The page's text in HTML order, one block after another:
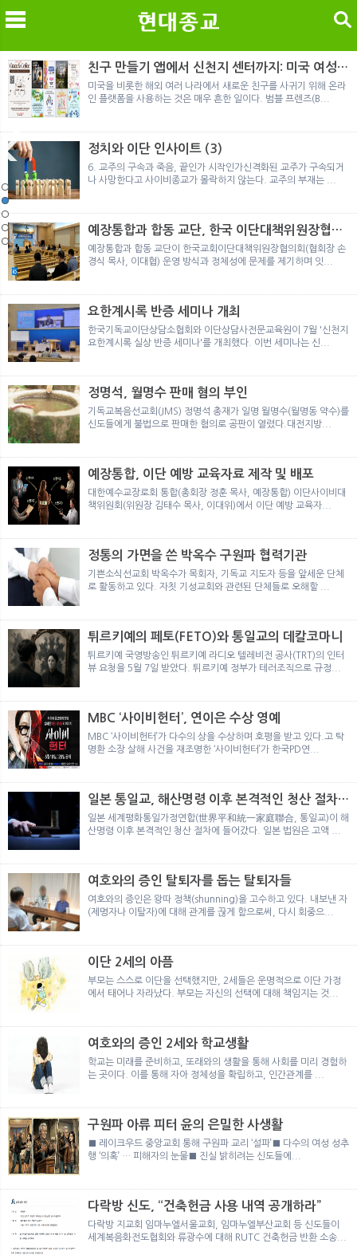
메 검
검색
노르웨이 재판이 남긴 흔적
정통의 가면을 쓴 박옥수 구원파 협력기관
일본 통일교, 해산명령 이후 본격적인 청산 절차 돌입
여호와의 증인 2세와 학교생활
「현대종교」, 주님의교회 민사소송에 승소
노르웨이 재판이 남긴 흔적
정통의 가면을 쓴 박옥수 구원파 협력기관
친구 만들기 앱에서 신천지 센터까지: 미국 여성이
경험한 9개월 포섭의 전 과정
미국을 비롯한 해외 여러 나라에서 새로운 친구를 사귀기 위해 온라
인 플랫폼을 사용하는 것은 매우 흔한 일이다. 범블 프렌즈(B...
정치와 이단 인사이트 (3)
6. 교주의 구속과 죽음, 끝인가 시작인가신격화된 교주가 구속되거
나 사망한다고 사이비종교가 몰락하지 않는다. 교주의 부재는 ...
예장통합과 합동 교단, 한국 이단대책위원장협의
회 탈퇴
예장통합과 합동 교단이 한국교회이단대책위원장협의회(협회장 손
경식 목사, 이대협) 운영 방식과 정체성에 문제를 제기하며 잇...
요한계시록 반증 세미나 개최
한국기독교이단상담소협회와 이단상담사전문교육원이 7월 '신천지
요한계시록 실상 반증 세미나'를 개최했다. 이번 세미나는 신...
정명석, 월명수 판매 혐의 부인
기독교복음선교회(JMS) 정명석 총재가 일명 월명수(월명동 약수)를
신도들에게 불법으로 판매한 혐의로 공판이 열렸다.대전지방...
예장통합, 이단 예방 교육자료 제작 및 배포
대한예수교장로회 통합(총회장 정훈 목사, 예장통합) 이단사이비대
책위원회(위원장 김태수 목사, 이대위)에서 이단 예방 교육자...
정통의 가면을 쓴 박옥수 구원파 협력기관
기쁜소식선교회 박옥수가 목회자, 기독교 지도자 등을 앞세운 단체
로 활동하고 있다. 자칫 기성교회와 관련된 단체들로 오해할 ...
튀르키예의 페토(FETO)와 통일교의 데칼코마니
튀르키예 국영방송인 튀르키예 라디오 텔레비전 공사(TRT)의 인터
뷰 요청을 5월 7일 받았다. 튀르키예 정부가 테러조직으로 규정...
MBC ‘사이비헌터’, 연이은 수상 영예
MBC ‘사이비헌터’가 다수의 상을 수상하며 호평을 받고 있다.고 탁
명환 소장 살해 사건을 재조명한 ‘사이비헌터’가 한국PD연...
일본 통일교, 해산명령 이후 본격적인 청산 절차
돌입
일본 세계평화통일가정연합(世界平和統一家庭聯合, 통일교)이 해
산명령 이후 본격적인 청산 절차에 들어갔다. 일본 법원은 고액 ...
여호와의 증인 탈퇴자를 돕는 탈퇴자들
여호와의 증인은 왕따 정책(shunning)을 고수하고 있다. 내보낸 자
(제명자나 이탈자)에 대해 관계를 끊게 함으로써, 다시 회중으...
이단 2세의 아픔
부모는 스스로 이단을 선택했지만, 2세들은 운명적으로 이단 가정
에서 태어나 자라났다. 부모는 자신의 선택에 대해 책임지는 것...
여호와의 증인 2세와 학교생활
학교는 미래를 준비하고, 또래와의 생활을 통해 사회를 미리 경험하
는 곳이다. 이를 통해 자아 정체성을 확립하고, 인간관계를 ...
구원파 아류 피터 윤의 은밀한 사생활
■ 레이크우드 중앙교회 통해 구원파 교리 ‘설파’■ 다수의 여성 성추
행 ‘의혹’ … 피해자의 눈물■ 진실 밝히려는 신도들에...
다락방 신도, “건축헌금 사용 내역 공개하라”
다락방 지교회 임마누엘서울교회, 임마누엘부산교회 등 신도들이
세계복음화전도협회와 류광수에 대해 RUTC 건축헌금 반환 소송...